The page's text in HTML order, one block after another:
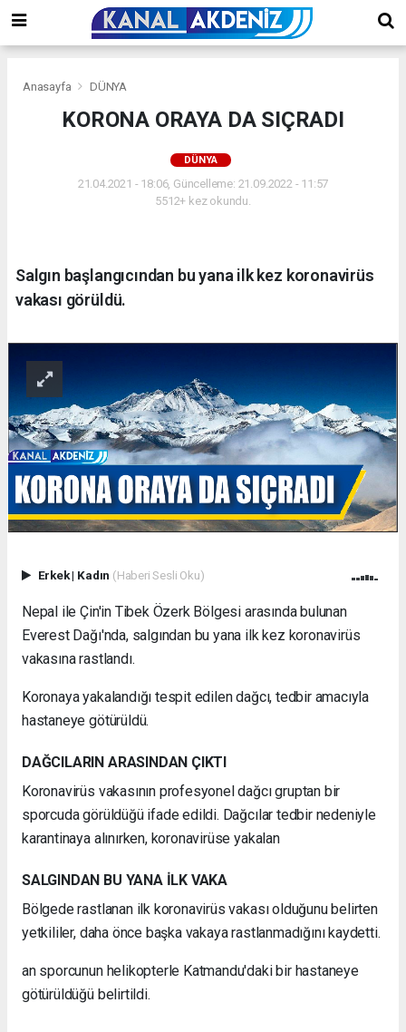
Anasayfa DÜNYA
KORONA ORAYA DA SIÇRADI
DÜNYA
21.04.2021 - 18:06, Güncelleme: 21.09.2022 - 11:57
5512+ kez okundu.
Salgın başlangıcından bu yana ilk kez koronavirüs
vakası görüldü.
Erkek| Kadın (Haberi Sesli Oku)
Nepal ile Çin'in Tibek Özerk Bölgesi arasında bulunan
Everest Dağı'nda, salgından bu yana ilk kez koronavirüs
vakasına rastlandı.
Koronaya yakalandığı tespit edilen dağcı, tedbir amacıyla
hastaneye götürüldü.
DAĞCILARIN ARASINDAN ÇIKTI
Koronavirüs vakasının profesyonel dağcı gruptan bir
sporcuda görüldüğü ifade edildi. Dağcılar tedbir nedeniyle
karantinaya alınırken, koronavirüse yakalan
SALGINDAN BU YANA İLK VAKA
Bölgede rastlanan ilk koronavirüs vakası olduğunu belirten
yetkililer, daha önce başka vakaya rastlanmadığını kaydetti.
an sporcunun helikopterle Katmandu'daki bir hastaneye
götürüldüğü belirtildi.